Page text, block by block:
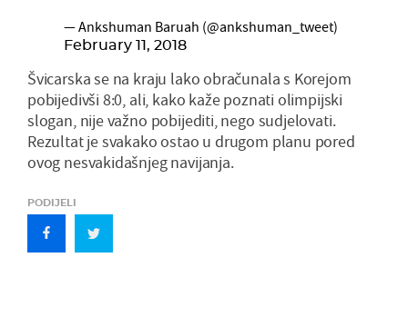
— Ankshuman Baruah (@ankshuman_tweet)
February 11, 2018
Švicarska se na kraju lako obračunala s Korejom
pobijedivši 8:0, ali, kako kaže poznati olimpijski
slogan, nije važno pobijediti, nego sudjelovati.
Rezultat je svakako ostao u drugom planu pored
ovog nesvakidašnjeg navijanja.
PODIJELI